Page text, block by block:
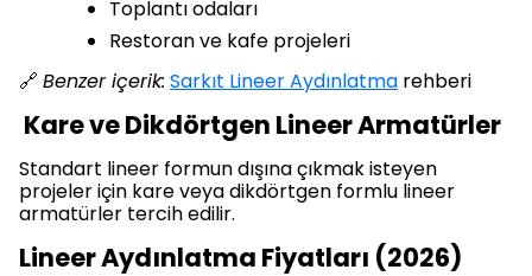
Toplantı odaları
Restoran ve kafe projeleri
🔗 Benzer içerik: Sarkıt Lineer Aydınlatma rehberi
Kare ve Dikdörtgen Lineer Armatürler
Standart lineer formun dışına çıkmak isteyen
projeler için kare veya dikdörtgen formlu lineer
armatürler tercih edilir.
Lineer Aydınlatma Fiyatları (2026)